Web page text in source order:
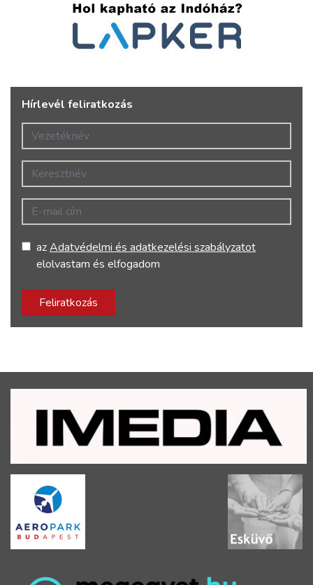
Hírlevél feliratkozás
Vezetéknév
Keresztnév
E-mail cím
azAdatvédelmi és adatkezelési szabályzatot
elolvastam és elfogadom
Feliratkozás